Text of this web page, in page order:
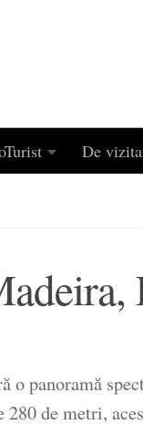
De
panoramă
de metri,